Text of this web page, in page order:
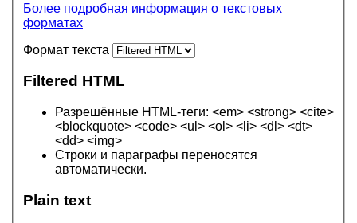
Более подробная информация о текстовых
форматах
Формат текста
Filtered HTML
Разрешённые HTML-теги: <em> <strong> <cite>
<blockquote> <code> <ul> <ol> <li> <dl> <dt>
<dd> <img>
Строки и параграфы переносятся
автоматически.
Plain text